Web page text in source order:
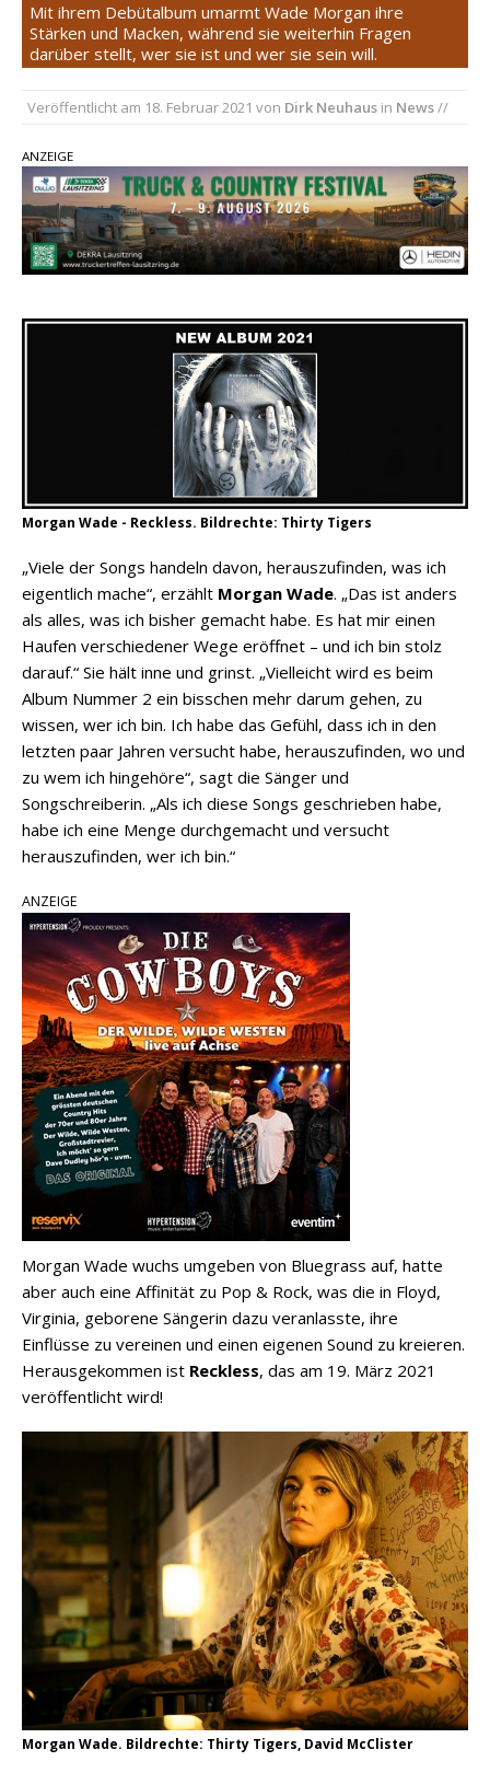
pez veröffentlicht neue Single „Late Night
Talks“ – eine Hymne auf unvergessliche
Ben Gallaher kehrt zu seinen Wurzeln zurück –
„Taylor Gold“ zeigt die Kraft der Akustik
Mit ihrem Debütalbum umarmt Wade Morgan ihre
Stärken und Macken, während sie weiterhin Fragen
darüber stellt, wer sie ist und wer sie sein will.
Veröffentlicht am 18. Februar 2021 von Dirk Neuhaus in News//
ANZEIGE
Morgan Wade - Reckless. Bildrechte: Thirty Tigers
„Viele der Songs handeln davon, herauszufinden, was ich
eigentlich mache“, erzählt Morgan Wade. „Das ist anders
als alles, was ich bisher gemacht habe. Es hat mir einen
Haufen verschiedener Wege eröffnet – und ich bin stolz
darauf.“ Sie hält inne und grinst. „Vielleicht wird es beim
Album Nummer 2 ein bisschen mehr darum gehen, zu
wissen, wer ich bin. Ich habe das Gefühl, dass ich in den
letzten paar Jahren versucht habe, herauszufinden, wo und
zu wem ich hingehöre“, sagt die Sänger und
Songschreiberin. „Als ich diese Songs geschrieben habe,
habe ich eine Menge durchgemacht und versucht
herauszufinden, wer ich bin.“
ANZEIGE
Morgan Wade wuchs umgeben von Bluegrass auf, hatte
aber auch eine Affinität zu Pop & Rock, was die in Floyd,
Virginia, geborene Sängerin dazu veranlasste, ihre
Einflüsse zu vereinen und einen eigenen Sound zu kreieren.
Herausgekommen ist Reckless, das am 19. März 2021
veröffentlicht wird!
Morgan Wade. Bildrechte: Thirty Tigers, David McClister